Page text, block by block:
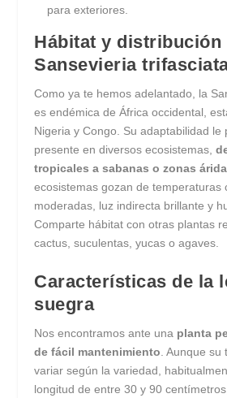
para exteriores.
Hábitat y distribución
Sansevieria
Como ya te hemos adelantado, la
es endémica de África occidental,
Nigeria y Congo. Su adaptabilidad le
presente en diversos ecosistemas,
tropicales a sabanas o zonas
ecosistemas gozan de temperaturas
moderadas, luz indirecta brillante y
Comparte hábitat con otras plantas
cactus, suculentas, yucas o agaves.
Características de la
suegra
Nos encontramos ante una planta
de fácil mantenimiento . Aunque
variar según la variedad,
longitud de entre 30 y 90